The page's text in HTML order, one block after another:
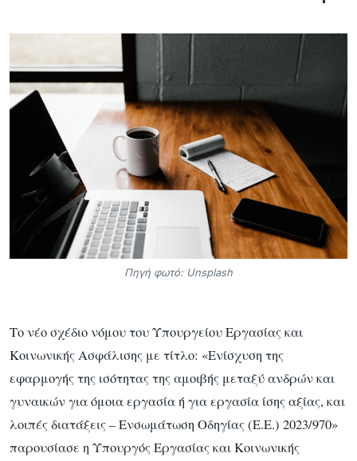
Πηγή φωτό: Unsplash
Το νέο σχέδιο νόμου του Υπουργείου Εργασίας και
Κοινωνικής Ασφάλισης με τίτλο: «Ενίσχυση της
εφαρμογής της ισότητας της αμοιβής μεταξύ ανδρών και
γυναικών για όμοια εργασία ή για εργασία ίσης αξίας, και
λοιπές διατάξεις – Ενσωμάτωση Οδηγίας (Ε.Ε.) 2023/970»
παρουσίασε η Υπουργός Εργασίας και Κοινωνικής